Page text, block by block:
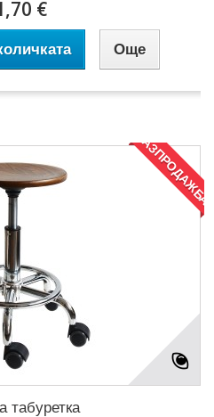
€
Още
табуретка